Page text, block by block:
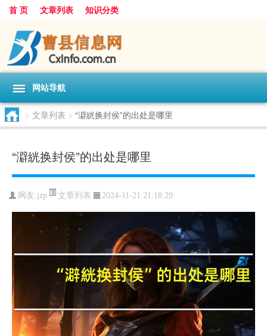
首 页 文章列表 知识分类
网站导航
> 文章列表 > “澼絖换封侯”的出处是哪里
“澼絖换封侯”的出处是哪里
网友:jzp 文章列表 2024-11-21 21:18:29